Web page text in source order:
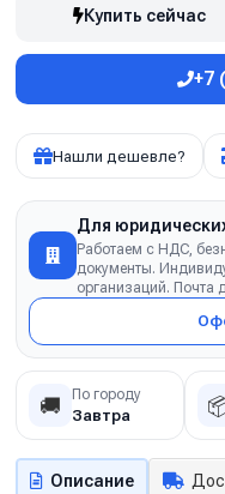
Купить сейчас
+7
Нашли дешевле?
Для
Работаем с НДС,
документы.
организаций. Почта
🚚 По городу
Завтра
Описание